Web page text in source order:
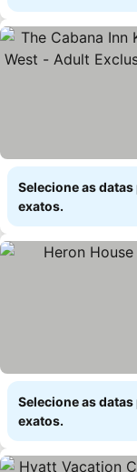
Selecione as
exatos.
Selecione as
exatos.